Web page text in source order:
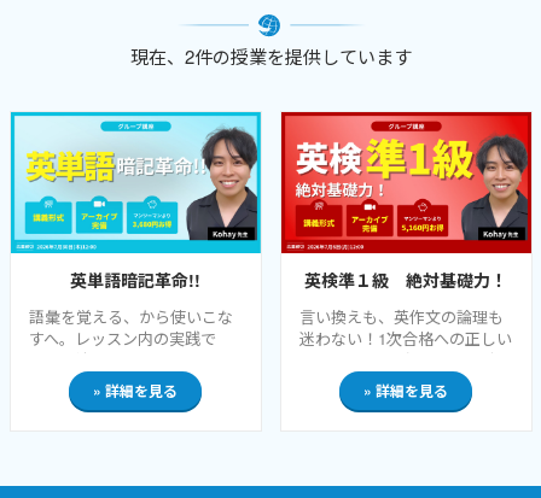
現在、2件の授業を提供しています
英単語暗記革命!!
語彙を覚える、から使いこな
すへ。レッスン内の実践で
「自分流」を選び取れる🌟現
役の中高教員。英検1級の3回
連続合格やTOEIC満点など圧
学・認知心理学にも精通され
» 詳細を見る
英検準１級 絶対基礎力！
言い換えも、英作文の論理も
迷わない！1次合格への正しい
ロードマップがここに。現役
中高教員であり、英検1級 3回
連続合格（奨励賞）・TOEIC
人気講座が、最新傾向に合わ
» 詳細を見る